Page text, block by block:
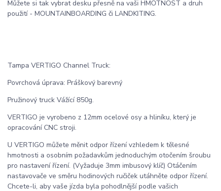
Můžete si tak vybrat desku přesně na vaši HMOTNOST a druh
použití - MOUNTAINBOARDING či LANDKITING.
Tampa VERTIGO Channel Truck:
Povrchová úprava: Práškový barevný
Pružinový truck Vážící 850g.
VERTIGO je vyrobeno z 12mm ocelové osy a hliníku, který je
opracování CNC stroji.
U VERTIGO můžete měnit odpor řízení vzhledem k tělesné
hmotnosti a osobním požadavkům jednoduchým otočením šroubu
pro nastavení řízení. (Vyžaduje 3mm imbusový klíč) Otáčením
nastavovače ve směru hodinových ručiček utáhněte odpor řízení.
Chcete-li, aby vaše jízda byla pohodlnější podle vašich